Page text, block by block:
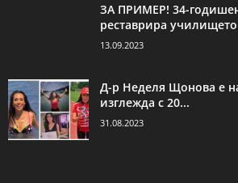
ЗА ПРИМЕР! 34-
реставрира училището
13.09.2023
Д-р Неделя Щонова е
изглежда с 20...
31.08.2023